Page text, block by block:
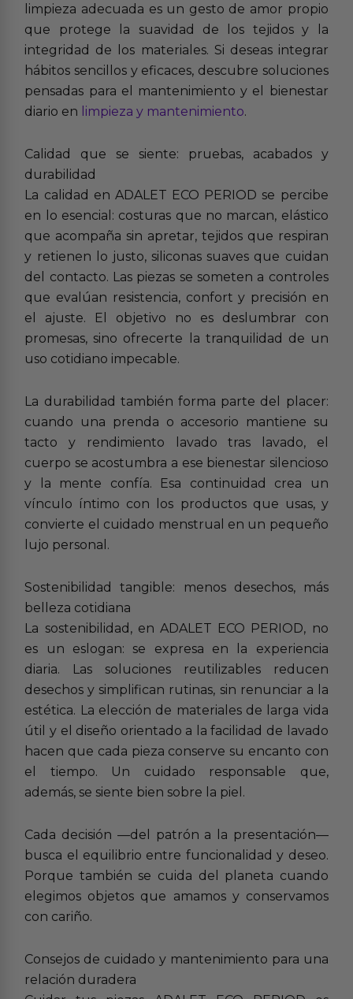
limpieza adecuada es un gesto de amor propio
que protege la suavidad de los tejidos y la
integridad de los materiales. Si deseas integrar
hábitos sencillos y eficaces, descubre soluciones
pensadas para el mantenimiento y el bienestar
diario en limpieza y mantenimiento.
Calidad que se siente: pruebas, acabados y
durabilidad
La calidad en ADALET ECO PERIOD se percibe
en lo esencial: costuras que no marcan, elástico
que acompaña sin apretar, tejidos que respiran
y retienen lo justo, siliconas suaves que cuidan
del contacto. Las piezas se someten a controles
que evalúan resistencia, confort y precisión en
el ajuste. El objetivo no es deslumbrar con
promesas, sino ofrecerte la tranquilidad de un
uso cotidiano impecable.
La durabilidad también forma parte del placer:
cuando una prenda o accesorio mantiene su
tacto y rendimiento lavado tras lavado, el
cuerpo se acostumbra a ese bienestar silencioso
y la mente confía. Esa continuidad crea un
vínculo íntimo con los productos que usas, y
convierte el cuidado menstrual en un pequeño
lujo personal.
Sostenibilidad tangible: menos desechos, más
belleza cotidiana
La sostenibilidad, en ADALET ECO PERIOD, no
es un eslogan: se expresa en la experiencia
diaria. Las soluciones reutilizables reducen
desechos y simplifican rutinas, sin renunciar a la
estética. La elección de materiales de larga vida
útil y el diseño orientado a la facilidad de lavado
hacen que cada pieza conserve su encanto con
el tiempo. Un cuidado responsable que,
además, se siente bien sobre la piel.
Cada decisión —del patrón a la presentación—
busca el equilibrio entre funcionalidad y deseo.
Porque también se cuida del planeta cuando
elegimos objetos que amamos y conservamos
con cariño.
Consejos de cuidado y mantenimiento para una
relación duradera